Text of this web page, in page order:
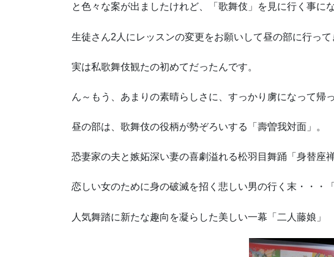
と色々な案が出ましたけれど、「歌舞伎」を見に行く事に
生徒さん2人にレッスンの変更をお願いして昼の部に行って
実は私歌舞伎観たの初めてだったんです。
ん～もう、あまりの素晴らしさに、すっかり虜になって帰
昼の部は、歌舞伎の役柄が勢ぞろいする「壽曽我対面」。
恐妻家の夫と嫉妬深い妻の喜劇溢れる松羽目舞踊「身替座禅
恋しい女のために身の破滅を招く悲しい男の行く末・・・「
人気舞踏に新たな趣向を凝らした美しい一幕「二人藤娘」